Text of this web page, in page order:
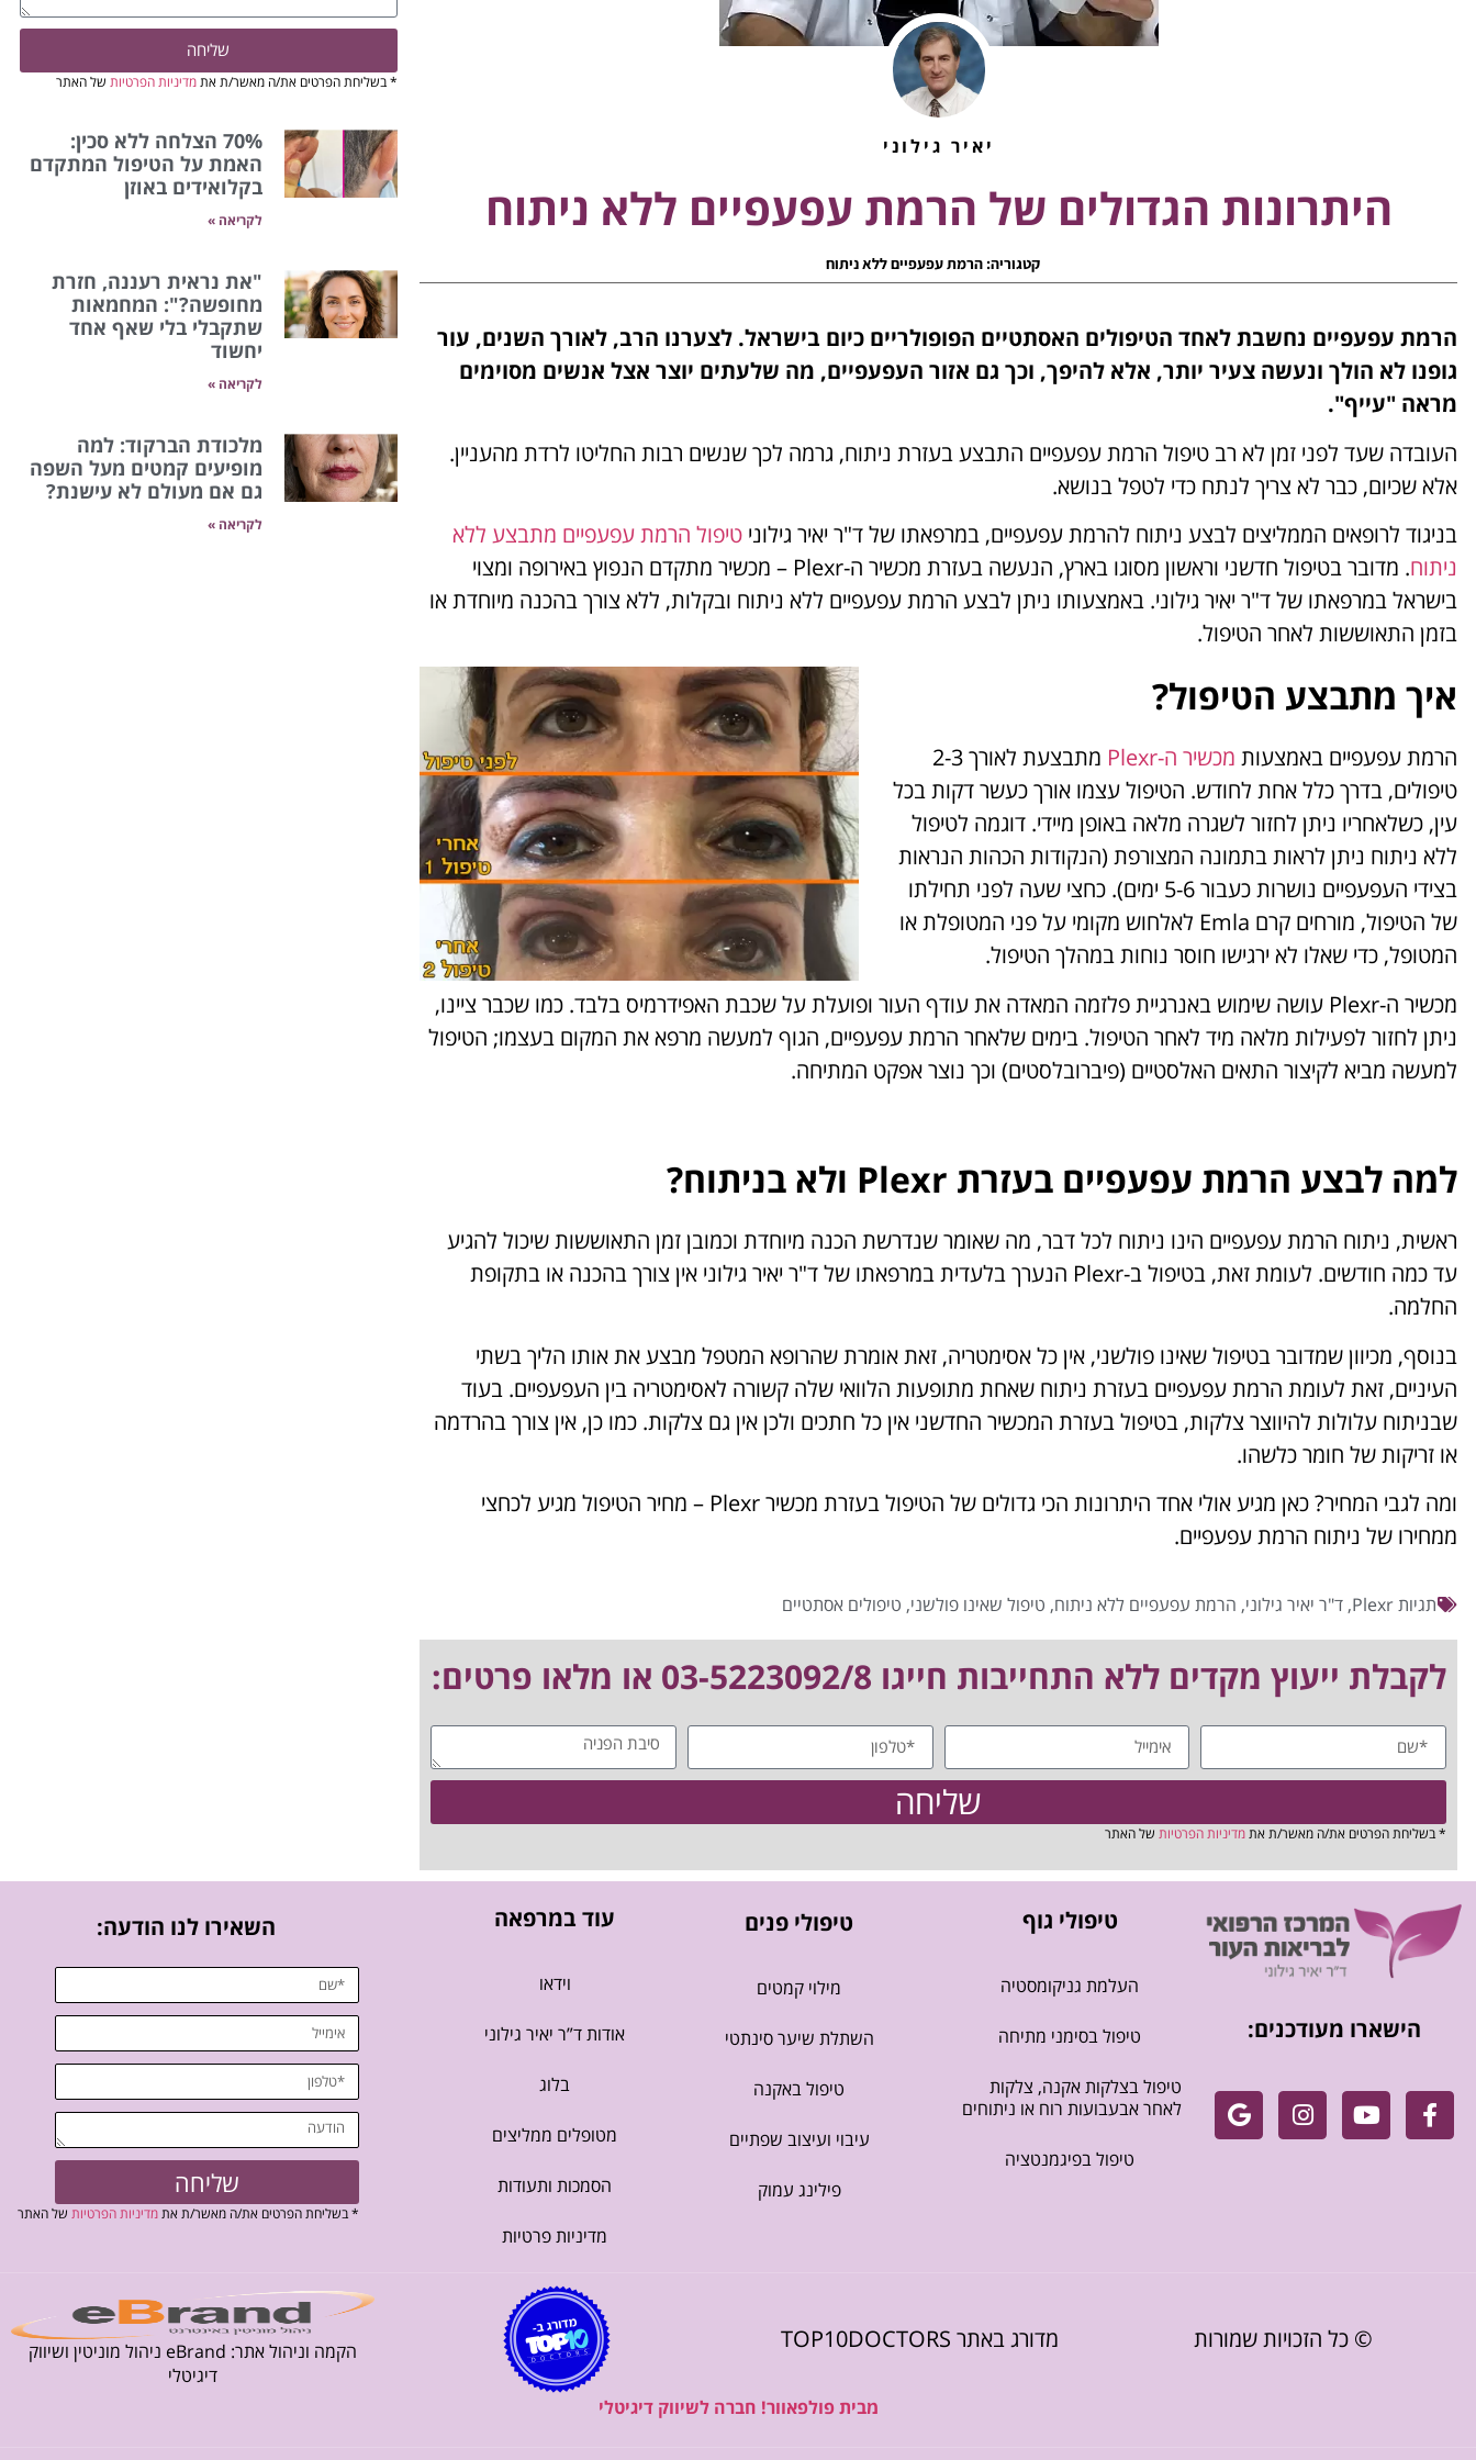
יאיר גילוני
היתרונות הגדולים של הרמת עפעפיים ללא ניתוח
קטגוריה: הרמת עפעפיים ללא ניתוח
הרמת עפעפיים נחשבת לאחד הטיפולים האסתטיים הפופולריים כיום בישראל. לצערנו הרב, לאורך השנים, עור
גופנו לא הולך ונעשה צעיר יותר, אלא להיפך, וכך גם אזור העפעפיים, מה שלעתים יוצר אצל אנשים מסוימים
מראה "עייף".
העובדה שעד לפני זמן לא רב טיפול הרמת עפעפיים התבצע בעזרת ניתוח, גרמה לכך שנשים רבות החליטו לרדת מהעניין.
אלא שכיום, כבר לא צריך לנתח כדי לטפל בנושא.
בניגוד לרופאים הממליצים לבצע ניתוח להרמת עפעפיים, במרפאתו של ד"ר יאיר גילוני טיפול הרמת עפעפיים מתבצע ללא
ניתוח
. מדובר בטיפול חדשני וראשון מסוגו בארץ, הנעשה בעזרת מכשיר ה-Plexr – מכשיר מתקדם הנפוץ באירופה ומצוי
בישראל במרפאתו של ד"ר יאיר גילוני. באמצעותו ניתן לבצע הרמת עפעפיים ללא ניתוח ובקלות, ללא צורך בהכנה מיוחדת או
בזמן התאוששות לאחר הטיפול.
איך מתבצע הטיפול?
הרמת עפעפיים באמצעות מכשיר ה-Plexr
מתבצעת לאורך 2-3
טיפולים, בדרך כלל אחת לחודש. הטיפול עצמו אורך כעשר דקות בכל
עין, כשלאחריו ניתן לחזור לשגרה מלאה באופן מיידי. דוגמה לטיפול
ללא ניתוח ניתן לראות בתמונה המצורפת (הנקודות הכהות הנראות
בצידי העפעפיים נושרות כעבור 5-6 ימים). כחצי שעה לפני תחילתו
של הטיפול, מורחים קרם Emla לאלחוש מקומי על פני המטופלת או
המטופל, כדי שאלו לא ירגישו חוסר נוחות במהלך הטיפול.
מכשיר ה-Plexr עושה שימוש באנרגיית פלזמה המאדה את עודף העור ופועלת על שכבת האפידרמיס בלבד. כמו שכבר ציינו,
ניתן לחזור לפעילות מלאה מיד לאחר הטיפול. בימים שלאחר הרמת עפעפיים, הגוף למעשה מרפא את המקום בעצמו; הטיפול
למעשה מביא לקיצור התאים האלסטיים (פיברובלסטים) וכך נוצר אפקט המתיחה.
למה לבצע הרמת עפעפיים בעזרת Plexr ולא בניתוח?
ראשית, ניתוח הרמת עפעפיים הינו ניתוח לכל דבר, מה שאומר שנדרשת הכנה מיוחדת וכמובן זמן התאוששות שיכול להגיע
עד כמה חודשים. לעומת זאת, בטיפול ב-Plexr הנערך בלעדית במרפאתו של ד"ר יאיר גילוני אין צורך בהכנה או בתקופת
החלמה.
בנוסף, מכיוון שמדובר בטיפול שאינו פולשני, אין כל אסימטריה, זאת אומרת שהרופא המטפל מבצע את אותו הליך בשתי
העיניים, זאת לעומת הרמת עפעפיים בעזרת ניתוח שאחת מתופעות הלוואי שלה קשורה לאסימטריה בין העפעפיים. בעוד
שבניתוח עלולות להיווצר צלקות, בטיפול בעזרת המכשיר החדשני אין כל חתכים ולכן אין גם צלקות. כמו כן, אין צורך בהרדמה
או זריקות של חומר כלשהו.
ומה לגבי המחיר? כאן מגיע אולי אחד היתרונות הכי גדולים של הטיפול בעזרת מכשיר Plexr – מחיר הטיפול מגיע לכחצי
ממחירו של ניתוח הרמת עפעפיים.
תגיותPlexr
, ד"ר יאיר גילוני, הרמת עפעפיים ללא ניתוח, טיפול שאינו פולשני, טיפולים אסתטיים
לקבלת ייעוץ מקדים ללא התחייבות חייגו 03-5223092/8 או מלאו פרטים:
שליחה
* בשליחת הפרטים את/ה מאשר/ת אתמדיניות הפרטיות של האתר
שליחה
* בשליחת הפרטים את/ה מאשר/ת אתמדיניות הפרטיותשל האתר
70% הצלחה ללא סכין:
האמת על הטיפול המתקדם
בקלואידים באוזן
לקריאה »
"את נראית רעננה, חזרת
מחופשה?": המחמאות
שתקבלי בלי שאף אחד
יחשוד
לקריאה »
מלכודת הברקוד: למה
מופיעים קמטים מעל השפה
גם אם מעולם לא עישנת?
לקריאה »
הישארו מעודכנים:
טיפולי גוף
העלמת גניקומסטיה
טיפול בסימני מתיחה
טיפול בצלקות אקנה, צלקות
לאחר אבעבועות רוח או ניתוחים
טיפול בפיגמנטציה
טיפולי פנים
מילוי קמטים
השתלת שיער סינתטי
טיפול באקנה
עיבוי ועיצוב שפתיים
פילינג עמוק
עוד במרפאה
וידאו
אודות ד”ר יאיר גילוני
בלוג
מטופלים ממליצים
הסמכות ותעודות
מדיניות פרטיות
השאירו לנו הודעה:
שליחה
* בשליחת הפרטים את/ה מאשר/ת אתמדיניות הפרטיותשל האתר
© כל הזכויות שמורות מדורג באתר TOP10DOCTORS
הקמה וניהול אתר: eBrand ניהול מוניטין ושיווק
דיגיטלי
מבית פולפאוור! חברה לשיווק דיגיטלי